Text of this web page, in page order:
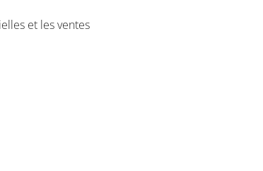
et les ventes